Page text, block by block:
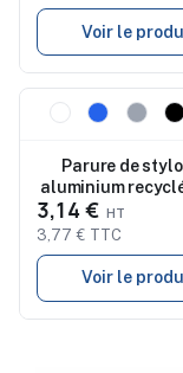
Voir le
Nouveau
Parure de
aluminium
Ilaria
3,14 €
3,77 € TTC
Voir le